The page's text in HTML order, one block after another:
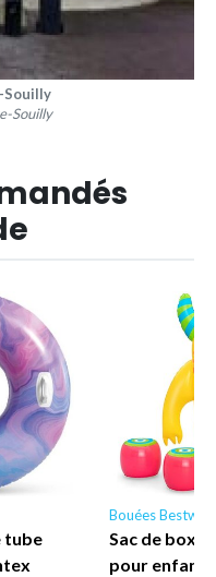
Souilly
Souilly
tube
Bouées Bestway
Sac de boxe
pour